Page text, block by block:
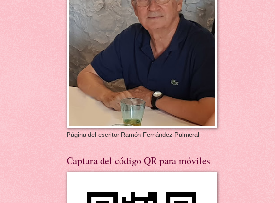
Página del escritor Ramón Fernández Palmeral
Captura del código QR para móviles